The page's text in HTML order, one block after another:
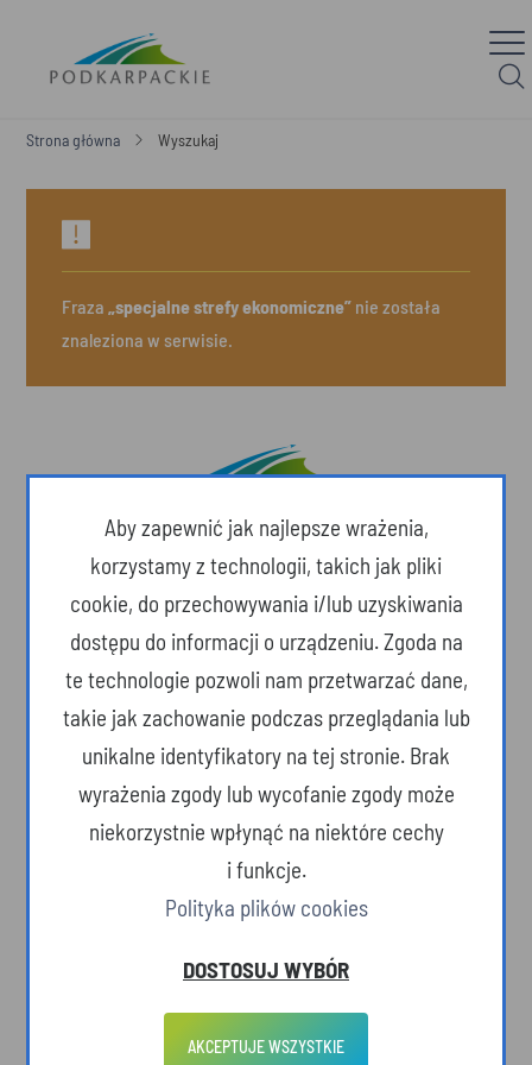
Strona główna Wyszukaj
Fraza„specjalne strefy ekonomiczne” nie została
znaleziona w serwisie.
O SERWISIE
Województwo Podkarpackie. Przestrzeń otwarta – na ludzi, na pomysły, na
nowe idee. Tutaj żyje się wolniej, ale dostrzega więcej. Tutaj wiemy, co w
życiu jest naprawdę ważne. Tutaj urokliwe krajobrazy i pomniki barwnej
zaprasza!
POLECANE STRONY
Podkarpacki Informator Kulturalny
Podkarpacka Regionalna Organizacja Turystyczna
Aby zapewnić jak najlepsze wrażenia,
korzystamy z technologii, takich jak pliki
cookie, do przechowywania i/lub uzyskiwania
dostępu do informacji o urządzeniu. Zgoda na
te technologie pozwoli nam przetwarzać dane,
takie jak zachowanie podczas przeglądania lub
unikalne identyfikatory na tej stronie. Brak
wyrażenia zgody lub wycofanie zgody może
niekorzystnie wpłynąć na niektóre cechy
i funkcje.
Polityka plików cookies
DOSTOSUJ WYBÓR
AKCEPTUJE WSZYSTKIE